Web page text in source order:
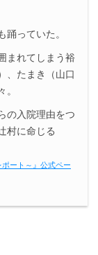
っていた。
まれてしまう裕
、たまき（山口
の入院理由をつ
村に命じる
ポート～』公式ペー